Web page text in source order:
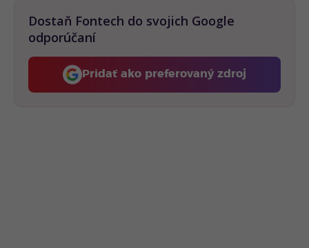
Dostaň Fontech do svojich Google
odporúčaní
Pridať ako preferovaný zdroj
Fontech, odkaz sa otvorí v